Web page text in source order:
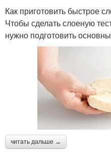
Как приготовить быстрое
Чтобы сделать слоеную
нужно подготовить
читать дальше →